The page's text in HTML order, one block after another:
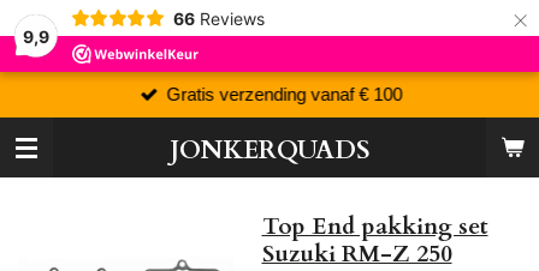
9,9
66 Reviews ×
JONKERQUADS
Gratis verzending vanaf € 100
Top End pakking set
Suzuki RM-Z 250